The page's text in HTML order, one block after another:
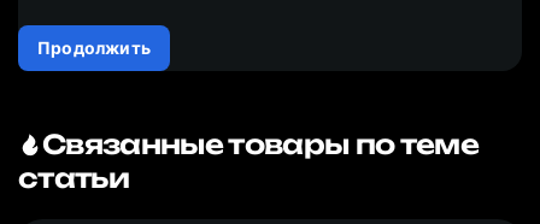
Продолжить
Связанные товары по теме
статьи